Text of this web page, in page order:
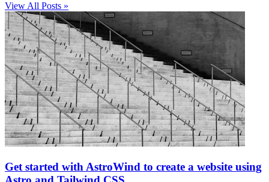
View All Posts »
Get started with AstroWind to create a website using